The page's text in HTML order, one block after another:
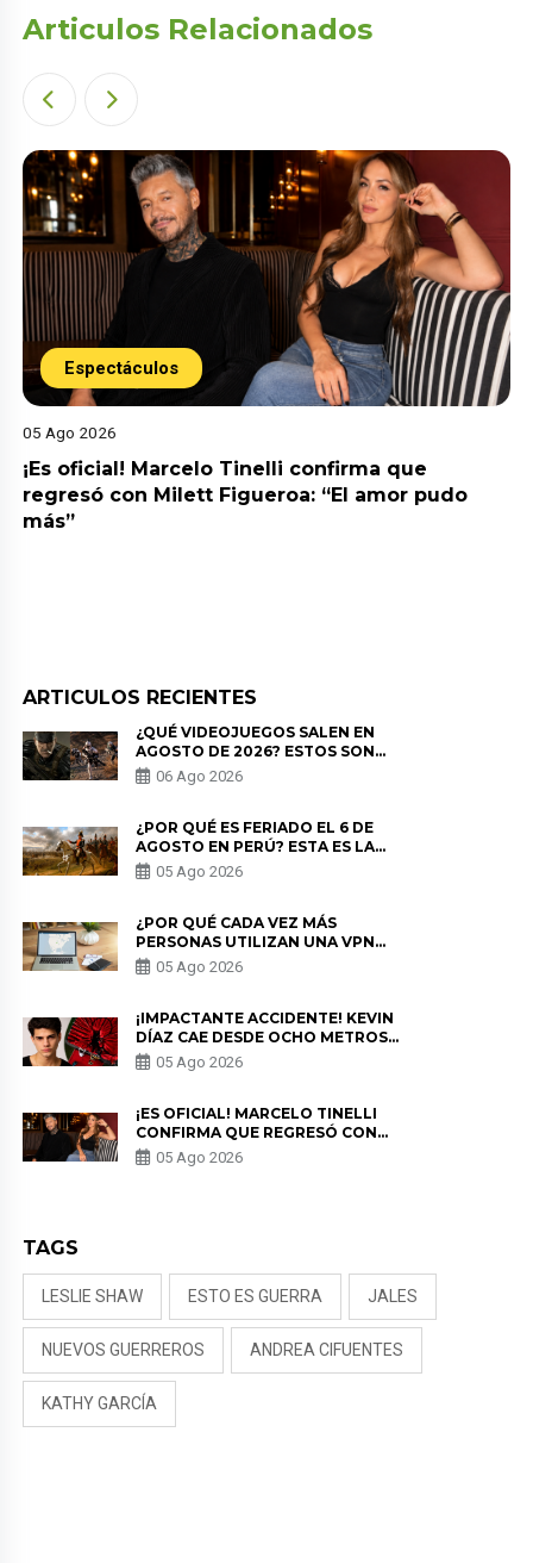
Articulos Relacionados
Espectáculos
05 Ago 2026
¡Es oficial! Marcelo Tinelli confirma que
regresó con Milett Figueroa: “El amor pudo
más”
ARTICULOS RECIENTES
¿QUÉ VIDEOJUEGOS SALEN EN
AGOSTO DE 2026? ESTOS SON
LOS ESTRENOS MÁS ESPERADOS
06 Ago 2026
¿POR QUÉ ES FERIADO EL 6 DE
AGOSTO EN PERÚ? ESTA ES LA
HISTORIA
05 Ago 2026
¿POR QUÉ CADA VEZ MÁS
PERSONAS UTILIZAN UNA VPN
PARA PROTEGER SU
PRIVACIDAD?
05 Ago 2026
¡IMPACTANTE ACCIDENTE! KEVIN
DÍAZ CAE DESDE OCHO METROS
EN “ESTO ES GUERRA” Y GENERA
PREOCUPACIÓN
05 Ago 2026
¡ES OFICIAL! MARCELO TINELLI
CONFIRMA QUE REGRESÓ CON
MILETT FIGUEROA: “EL AMOR
PUDO MÁS”
05 Ago 2026
TAGS
LESLIE SHAW ESTO ES GUERRA JALES
NUEVOS GUERREROS ANDREA CIFUENTES
KATHY GARCÍA